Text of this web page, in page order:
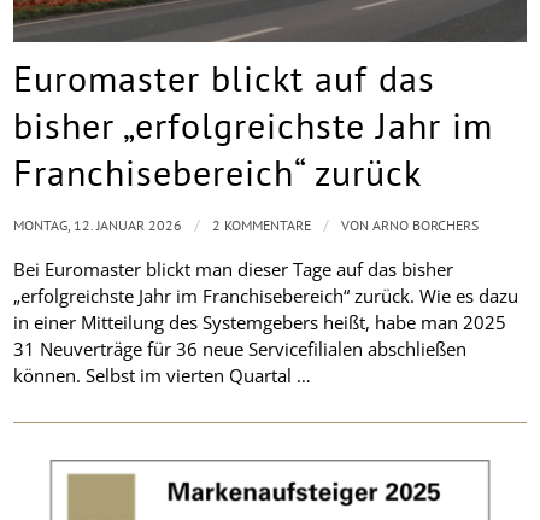
Euromaster blickt auf das
bisher „erfolgreichste Jahr im
Franchisebereich“ zurück
Bei Euromaster blickt man dieser Tage auf das bisher
„erfolgreichste Jahr im Franchisebereich“ zurück. Wie es dazu
in einer Mitteilung des Systemgebers heißt, habe man 2025
31 Neuverträge für 36 neue Servicefilialen abschließen
können. Selbst im vierten Quartal …
MONTAG, 12. JANUAR 2026 / 2 KOMMENTARE / VONARNO BORCHERS